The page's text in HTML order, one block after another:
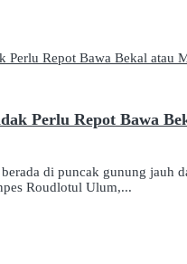
Perlu Repot Bawa
di puncak gunung jauh
Roudlotul Ulum,...